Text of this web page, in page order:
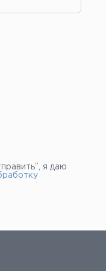
я даю